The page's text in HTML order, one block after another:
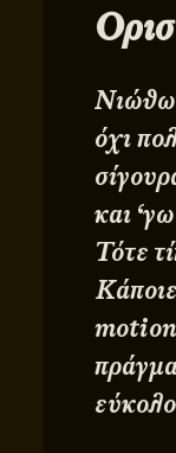
Νιώθω
όχι
και
Τότε
motion